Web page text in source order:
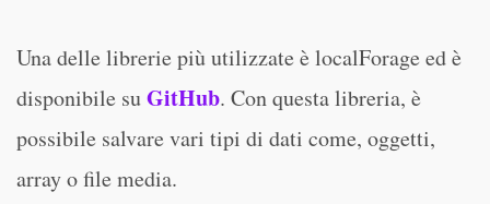
Una delle librerie più utilizzate è localForage ed è
disponibile suGitHub. Con questa libreria, è
possibile salvare vari tipi di dati come, oggetti,
array o file media.